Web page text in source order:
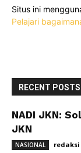
Situs ini
Pelajari
RECENT POSTS
NADI JKN:
JKN
NASIONAL redaksi